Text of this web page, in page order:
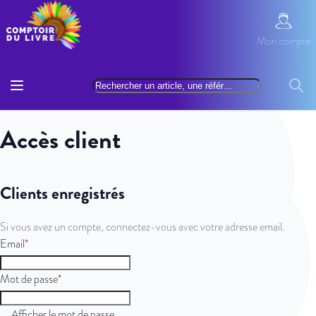
Allez au contenu
Rechercher
Mon
Mon compte
Accès client
Clients enregistrés
Si vous avez un compte, connectez-vous avec votre adresse email.
Email
Mot de passe